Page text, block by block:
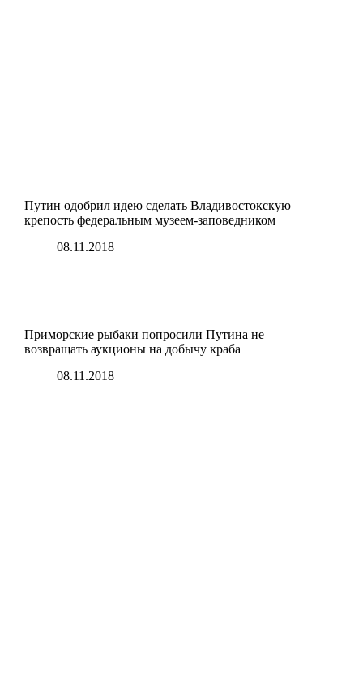
Путин одобрил идею сделать Владивостокскую
крепость федеральным музеем-заповедником
08.11.2018
Приморские рыбаки попросили Путина не
возвращать аукционы на добычу краба
08.11.2018